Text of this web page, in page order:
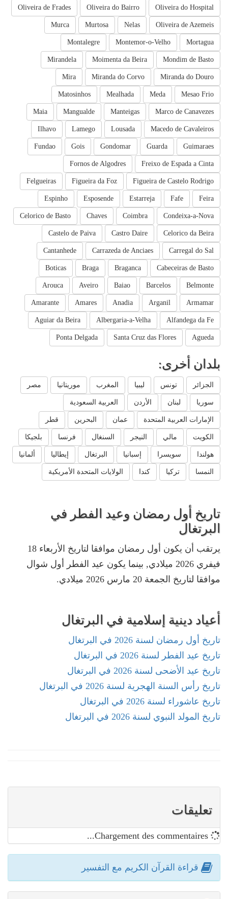
Oliveira do Hospital
Oliveira do Bairro
Oliveira de Frades
Oliveira de Azemeis
Nelas
Murtosa
Murca
Mortagua
Montemor-o-Velho
Montalegre
Mondim de Basto
Moimenta da Beira
Mirandela
Miranda do Douro
Miranda do Corvo
Mira
Mesao Frio
Meda
Mealhada
Matosinhos
Marco de Canavezes
Manteigas
Mangualde
Maia
Macedo de Cavaleiros
Lousada
Lamego
Ilhavo
Guimaraes
Guarda
Gondomar
Gois
Fundao
Freixo de Espada a Cinta
Fornos de Algodres
Figueira de Castelo Rodrigo
Figueira da Foz
Felgueiras
Feira
Fafe
Estarreja
Esposende
Espinho
Condeixa-a-Nova
Coimbra
Chaves
Celorico de Basto
Celorico da Beira
Castro Daire
Castelo de Paiva
Carregal do Sal
Carrazeda de Anciaes
Cantanhede
Cabeceiras de Basto
Braganca
Braga
Boticas
Belmonte
Barcelos
Baiao
Aveiro
Arouca
Armamar
Arganil
Anadia
Amares
Amarante
Alfandega da Fe
Albergaria-a-Velha
Aguiar da Beira
Agueda
Santa Cruz das Flores
Ponta Delgada
بلدان أخرى:
الجزائر تونس ليبيا المغرب موريتانيا مصر
سوريا لبنان الأردن العربية السعودية
الإمارات العربية المتحدة عمان البحرين قطر
الكويت مالي النيجر السنغال فرنسا بلجيكا
هولندا سويسرا إسبانيا البرتغال إيطاليا ألمانيا
النمسا تركيا كندا الولايات المتحدة الأمريكية
تاريخ أول رمضان وعيد الفطر في
البرتغال
يرتقب أن يكون أول رمضان موافقا لتاريخ الأربعاء 18
فيفري 2026 ميلادي, بينما يكون عيد الفطر أول شوال
موافقا لتاريخ الجمعة 20 مارس 2026 ميلادي.
أعياد دينية إسلامية في البرتغال
تاريخ أول رمضان لسنة 2026 في البرتغال
تاريخ عيد الفطر لسنة 2026 في البرتغال
تاريخ عيد الأضحى لسنة 2026 في البرتغال
تاريخ رأس السنة الهجرية لسنة 2026 في البرتغال
تاريخ عاشوراء لسنة 2026 في البرتغال
تاريخ المولد النبوي لسنة 2026 في البرتغال
تعليقات
قراءة القرآن الكريم مع التفسير